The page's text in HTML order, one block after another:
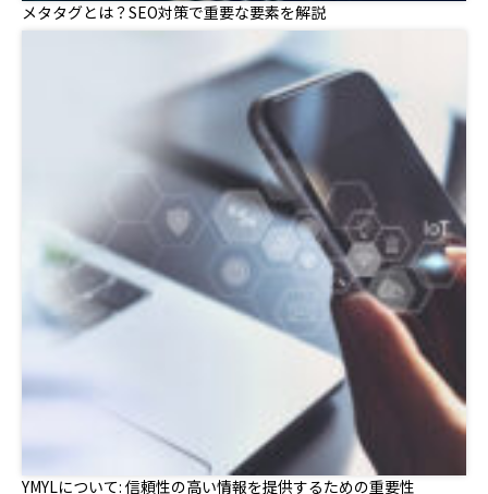
メタタグとは？SEO対策で重要な要素を解説
YMYLについて: 信頼性の高い情報を提供するための重要性